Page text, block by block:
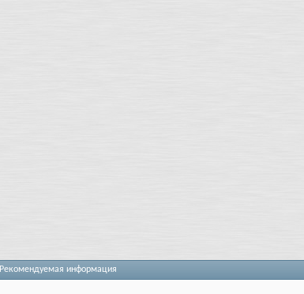
Рекомендуемая информация